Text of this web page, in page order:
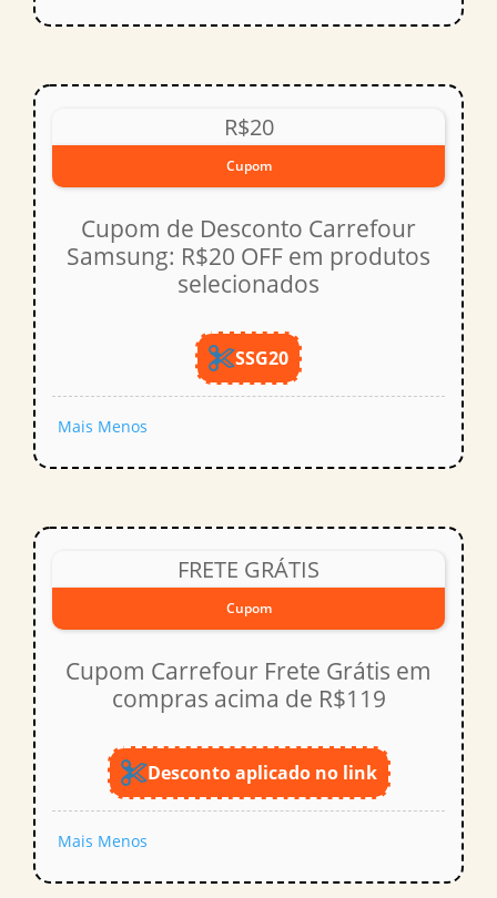
R$20
Cupom
Cupom de Desconto Carrefour
Samsung: R$20 OFF em produtos
selecionados
SSG20
Mais Menos
FRETE GRÁTIS
Cupom
Cupom Carrefour Frete Grátis em
compras acima de R$119
Desconto aplicado no link
Mais Menos